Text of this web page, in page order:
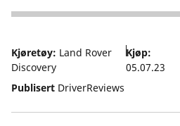
5
Kjøretøy: Land Rover
Discovery
Kjøp:
05.07.23
Publisert DriverReviews